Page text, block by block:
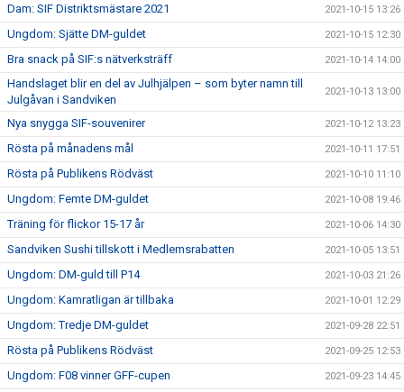
Dam: SIF Distriktsmästare 2021 2021-10-15 13:26
Ungdom: Sjätte DM-guldet 2021-10-15 12:30
Bra snack på SIF:s nätverksträff 2021-10-14 14:00
Handslaget blir en del av Julhjälpen – som byter namn till
Julgåvan i Sandviken
2021-10-13 13:00
Nya snygga SIF-souvenirer 2021-10-12 13:23
Rösta på månadens mål 2021-10-11 17:51
Rösta på Publikens Rödväst 2021-10-10 11:10
Ungdom: Femte DM-guldet 2021-10-08 19:46
Träning för flickor 15-17 år 2021-10-06 14:30
Sandviken Sushi tillskott i Medlemsrabatten 2021-10-05 13:51
Ungdom: DM-guld till P14 2021-10-03 21:26
Ungdom: Kamratligan är tillbaka 2021-10-01 12:29
Ungdom: Tredje DM-guldet 2021-09-28 22:51
Rösta på Publikens Rödväst 2021-09-25 12:53
Ungdom: F08 vinner GFF-cupen 2021-09-23 14:45